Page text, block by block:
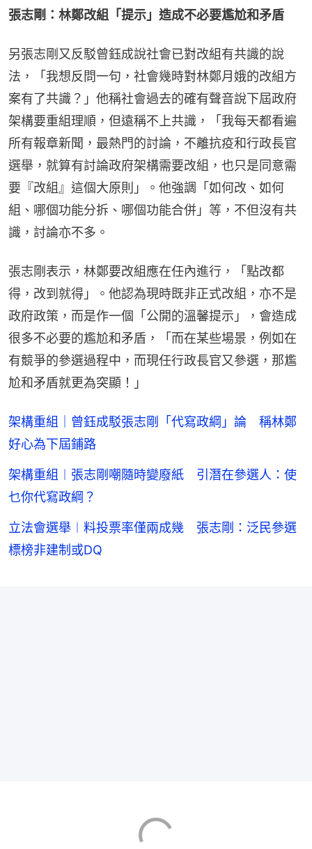
張志剛：林鄭改組「提示」造成不必要尷尬和矛盾
另張志剛又反駁曾鈺成說社會已對改組有共識的說
法，「我想反問一句，社會幾時對林鄭月娥的改組方
案有了共識？」他稱社會過去的確有聲音說下屆政府
架構要重組理順，但遠稱不上共識，「我每天都看遍
所有報章新聞，最熱門的討論，不離抗疫和行政長官
選舉，就算有討論政府架構需要改組，也只是同意需
要『改組』這個大原則」。他強調「如何改、如何
組、哪個功能分拆、哪個功能合併」等，不但沒有共
識，討論亦不多。
張志剛表示，林鄭要改組應在任內進行，「點改都
得，改到就得」。他認為現時既非正式改組，亦不是
政府政策，而是作一個「公開的溫馨提示」，會造成
很多不必要的尷尬和矛盾，「而在某些場景，例如在
有競爭的參選過程中，而現任行政長官又參選，那尷
尬和矛盾就更為突顯！」
架構重組｜曾鈺成駁張志剛「代寫政綱」論 稱林鄭
好心為下屆鋪路
架構重組︱張志剛嘲隨時變廢紙 引潛在參選人：使
乜你代寫政綱？
立法會選舉︱料投票率僅兩成幾 張志剛：泛民參選
標榜非建制或DQ